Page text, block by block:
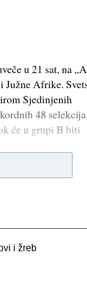
u 21 sat, na
Afrike.
Sjedinjenih
48
će u grupi B biti
i žreb